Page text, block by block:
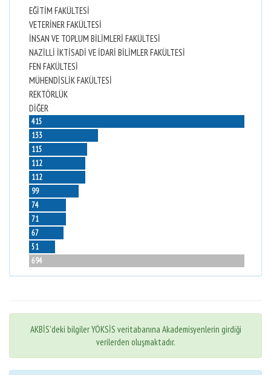
EĞİTİM FAKÜLTESİ
VETERİNER FAKÜLTESİ
İNSAN VE TOPLUM BİLİMLERİ FAKÜLTESİ
NAZİLLİ İKTİSADİ VE İDARİ BİLİMLER FAKÜLTESİ
FEN FAKÜLTESİ
MÜHENDİSLİK FAKÜLTESİ
REKTÖRLÜK
DİĞER
415
133
115
112
112
99
74
71
67
51
694
AKBİS'deki bilgiler YÖKSİS veritabanına Akademisyenlerin girdiği
verilerden oluşmaktadır.